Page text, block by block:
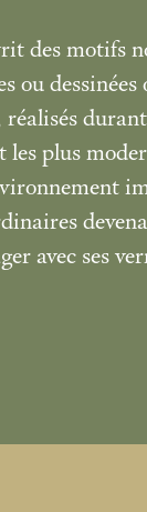
des motifs
ou
réalisés
plus
avec ses